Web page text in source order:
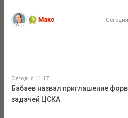
Макс
Сегодня 11:17
Бабаев назвал приглашение
задачей ЦСКА